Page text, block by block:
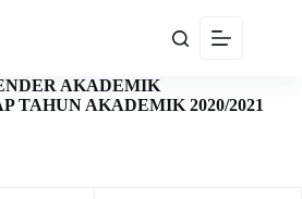
AKADEMIK
TAHUN AKADEMIK 2020/2021